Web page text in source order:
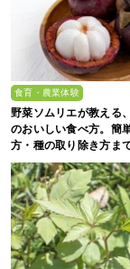
食育・農業体験
野菜ソムリエが教える
のおいしい食べ方。簡
方・種の取り除き方ま